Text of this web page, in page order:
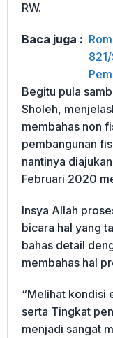
RW.
Baca juga :
Begitu pula
Sholeh,
membahas non
pembangunan
nantinya
Februari 2020
Insya Allah
bicara hal yang
bahas detail
membahas hal
“Melihat kondisi
serta Tingkat
menjadi sangat